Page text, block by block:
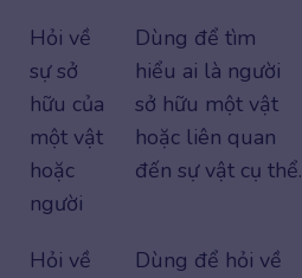
Hỏi về
sự sở
hữu của
một vật
hoặc
người
Dùng để tìm
hiểu ai là người
sở hữu một vật
hoặc liên quan
đến sự vật cụ thể.
Hỏi về
Dùng để hỏi về